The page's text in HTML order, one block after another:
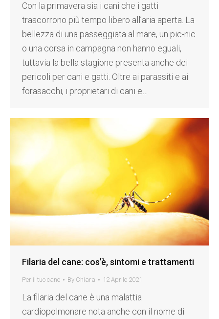
Con la primavera sia i cani che i gatti
trascorrono più tempo libero all’aria aperta. La
bellezza di una passeggiata al mare, un pic-nic
o una corsa in campagna non hanno eguali,
tuttavia la bella stagione presenta anche dei
pericoli per cani e gatti. Oltre ai parassiti e ai
forasacchi, i proprietari di cani e…
Filaria del cane: cos’è, sintomi e trattamenti
Per il tuo cane By Chiara 12 Aprile 2021
La filaria del cane è una malattia
cardiopolmonare nota anche con il nome di